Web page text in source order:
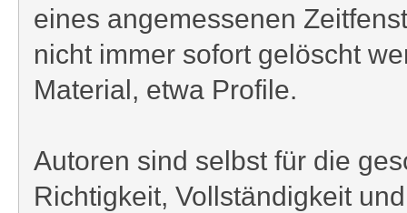
eines angemessenen
nicht immer sofort gelöscht
Material, etwa Profile.
Autoren sind selbst für die
Richtigkeit, Vollständigkeit